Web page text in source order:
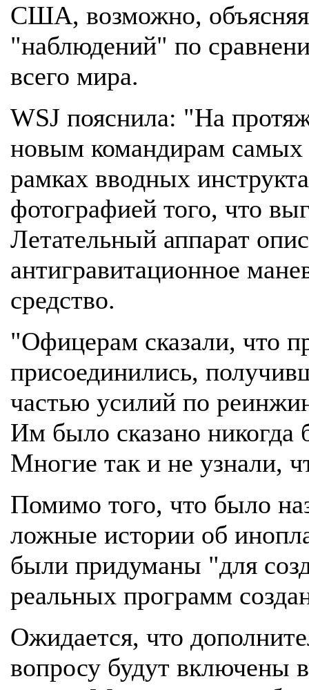
США, возможно,
"наблюдений" по
всего мира.
WSJ пояснила: "На
новым командирам
рамках вводных
фотографией того, что
Летательный аппарат
антигравитационное
средство.
"Офицерам сказали, что
присоединились,
частью усилий по
Им было сказано никогда
Многие так и не узнали,
Помимо того, что было
ложные истории об
были придуманы "для
реальных программ
Ожидается, что
вопросу будут включены